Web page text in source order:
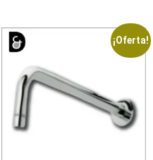
¡Oferta!